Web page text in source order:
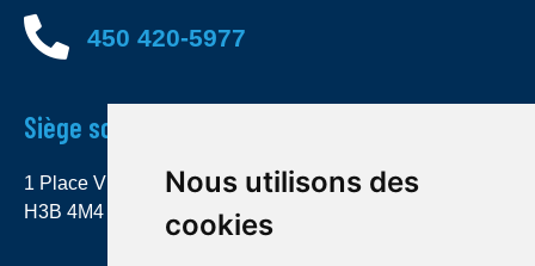
Nous utilisons des
cookies
450 420-5977
Siège social
1 Place Ville Marie, bureau 4000 Montréal (Québec)
H3B 4M4